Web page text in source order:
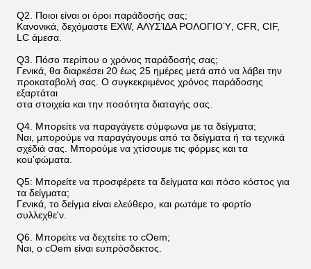
Q2. Ποιοι είναι οι όροι παράδοσής σας;
Κανονικά, δεχόμαστε EXW, ΑΛΥΣΊΔΑ ΡΟΛΟΓΙΟΎ, CFR, CIF,
LC άμεσα.
Q3. Πόσο περίπου ο χρόνος παράδοσής σας;
Γενικά, θα διαρκέσει 20 έως 25 ημέρες μετά από να λάβει την
προκαταβολή σας. Ο συγκεκριμένος χρόνος παράδοσης
εξαρτάται
στα στοιχεία και την ποσότητα διαταγής σας.
Q4. Μπορείτε να παραγάγετε σύμφωνα με τα δείγματα;
Ναι, μπορούμε να παραγάγουμε από τα δείγματα ή τα τεχνικά
σχέδιά σας. Μπορούμε να χτίσουμε τις φόρμες και τα
κοu'φώματα.
Q5: Μπορείτε να προσφέρετε τα δείγματα και πόσο κόστος για
τα δείγματα;
Γενικά, το δείγμα είναι ελεύθερο, και ρωτάμε το φορτίο
συλλεχθε'ν.
Q6. Μπορείτε να δεχτείτε το cOem;
Ναι, ο cOem είναι ευπρόσδεκτος.